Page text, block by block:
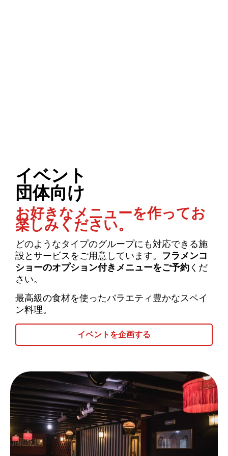
イベント
団体向け
お好きなメニューを作ってお
楽しみください。
どのようなタイプのグループにも対応できる施
設とサービスをご用意しています。 フラメンコ
ショーのオプション付きメニューをご予約くだ
さい。
最高級の食材を使ったバラエティ豊かなスペイ
ン料理。
イベントを企画する